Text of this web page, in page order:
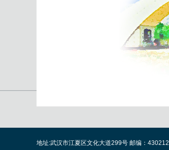
地址:武汉市江夏区文化大道299号 邮编：430212